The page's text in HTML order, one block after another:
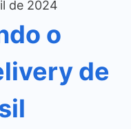
de 2024
o
de